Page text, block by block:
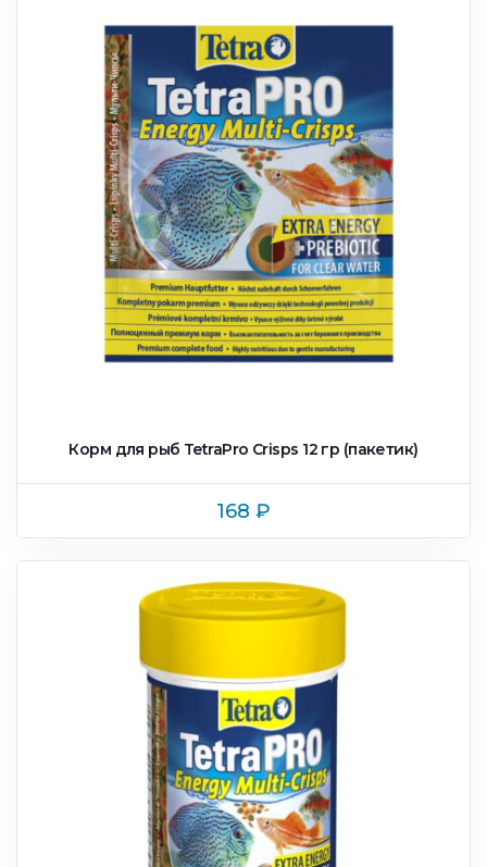
Корм для рыб TetraPro Crisps 12 гр (пакетик)
168 ₽